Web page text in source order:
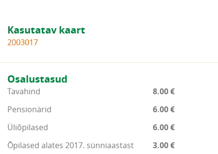
Kasutatav kaart
2003017
Osalustasud
Tavahind
8.00 €
Pensionärid
6.00 €
Üliõpilased
6.00 €
Õpilased alates 2017. sünniaastast
3.00 €